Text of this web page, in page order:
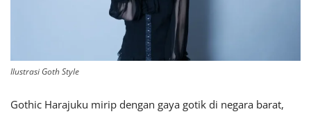
Ilustrasi Goth Style
Gothic Harajuku mirip dengan gaya gotik di negara barat,